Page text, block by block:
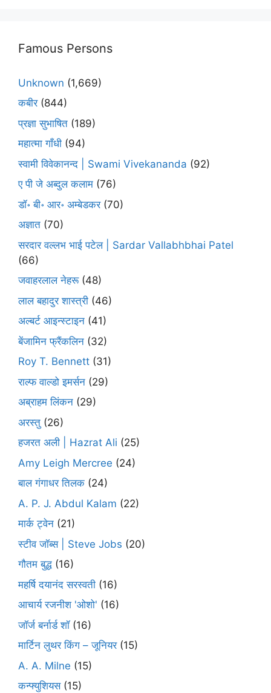
Famous Persons
Unknown (1,669)
कबीर(844)
प्रज्ञा सुभाषित (189)
महात्मा गाँधी (94)
स्वामी विवेकानन्द | Swami Vivekananda (92)
ए पी जे अब्दुल कलाम (76)
डॉ॰ बी॰ आर॰ अम्बेडकर(70)
अज्ञात (70)
सरदार वल्लभ भाई पटेल | Sardar Vallabhbhai Patel
(66)
जवाहरलाल नेहरू(48)
लाल बहादुर शास्त्री (46)
अल्बर्ट आइन्स्टाइन (41)
बेंजामिन फ्रैंकलिन (32)
Roy T. Bennett (31)
राल्फ वाल्डो इमर्सन (29)
अब्राहम लिंकन (29)
अरस्तु (26)
हजरत अली | Hazrat Ali (25)
Amy Leigh Mercree (24)
बाल गंगाधर तिलक (24)
A. P. J. Abdul Kalam (22)
मार्क ट्वेन (21)
स्टीव जॉब्स | Steve Jobs (20)
गौतम बुद्ध (16)
महर्षि दयानंद सरस्वती (16)
आचार्य रजनीश 'ओशो' (16)
जॉर्ज बर्नार्ड शॉ(16)
मार्टिन लुथर किंग – जूनियर(15)
A. A. Milne (15)
कन्फ्युशियस(15)